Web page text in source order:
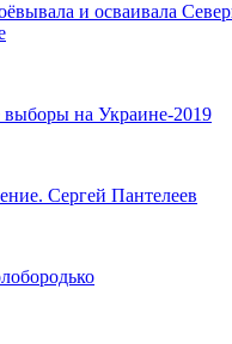
и осваивала
выборы на Украине-2019
Сергей Пантелеев